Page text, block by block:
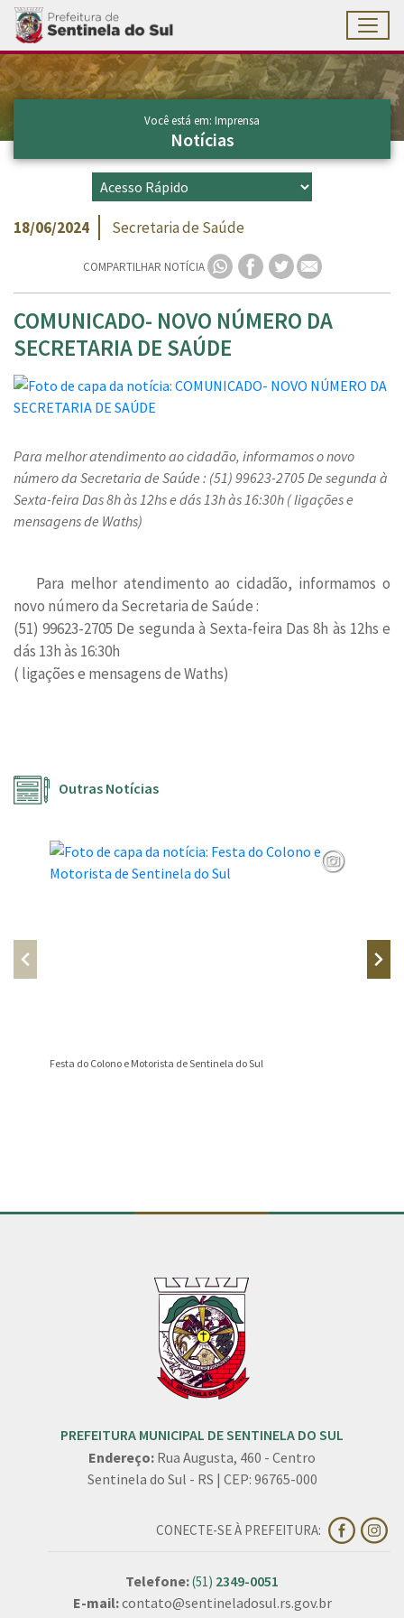
Ir para conteúdo principal
Conteúdo Principal
Você está em: Imprensa
Notícias
18/06/2024 Secretaria de Saúde
COMPARTILHAR NOTÍCIA
COMUNICADO- NOVO NÚMERO DA
SECRETARIA DE SAÚDE
Para melhor atendimento ao cidadão, informamos o novo
número da Secretaria de Saúde : (51) 99623-2705 De segunda à
Sexta-feira Das 8h às 12hs e dás 13h às 16:30h ( ligações e
mensagens de Waths)
Para melhor atendimento ao cidadão, informamos o
novo número da Secretaria de Saúde :
(51) 99623-2705 De segunda à Sexta-feira Das 8h às 12hs e
dás 13h às 16:30h
( ligações e mensagens de Waths)
Outras Notícias
Festa do Colono e Motorista de Sentinela do Sul
PREFEITURA MUNICIPAL DE SENTINELA DO SUL
Endereço: Rua Augusta, 460 - Centro
Sentinela do Sul - RS | CEP: 96765-000
CONECTE-SE À PREFEITURA:
Telefone:(51) 2349-0051
E-mail:contato@sentineladosul.rs.gov.br